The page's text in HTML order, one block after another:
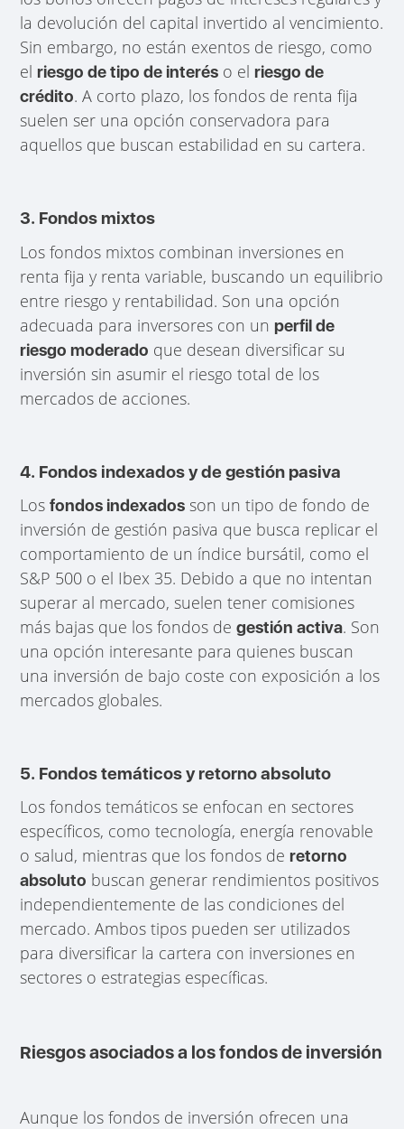
la devolución del capital invertido al vencimiento.
Sin embargo, no están exentos de riesgo, como
elriesgo de tipo de interés o elriesgo de
crédito. A corto plazo, los fondos de renta fija
suelen ser una opción conservadora para
aquellos que buscan estabilidad en su cartera.
3. Fondos mixtos
Los fondos mixtos combinan inversiones en
renta fija y renta variable, buscando un equilibrio
entre riesgo y rentabilidad. Son una opción
adecuada para inversores con unperfil de
riesgo moderado que desean diversificar su
inversión sin asumir el riesgo total de los
mercados de acciones.
4. Fondos indexados y de gestión pasiva
Losfondos indexados son un tipo de fondo de
inversión de gestión pasiva que busca replicar el
comportamiento de un índice bursátil, como el
S&P 500 o el Ibex 35. Debido a que no intentan
superar al mercado, suelen tener comisiones
más bajas que los fondos degestión activa. Son
una opción interesante para quienes buscan
una inversión de bajo coste con exposición a los
mercados globales.
5. Fondos temáticos y retorno absoluto
Los fondos temáticos se enfocan en sectores
específicos, como tecnología, energía renovable
o salud, mientras que los fondos deretorno
absoluto buscan generar rendimientos positivos
independientemente de las condiciones del
mercado. Ambos tipos pueden ser utilizados
para diversificar la cartera con inversiones en
sectores o estrategias específicas.
Riesgos asociados a los fondos de inversión
Aunque los fondos de inversión ofrecen una